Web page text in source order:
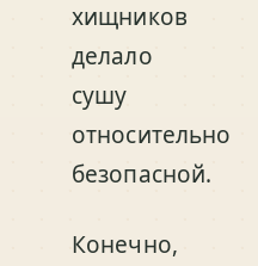
хищников
делало
сушу
относительно
безопасной.
Конечно,